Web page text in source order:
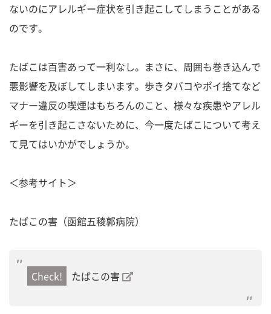
ないのにアレルギー症状を引き起こしてしまうことがある
のです。
たばこは百害あって一利なし。まさに、周囲も巻き込んで
悪影響を及ぼしてしまいます。歩きタバコやポイ捨てなど
マナー違反の喫煙はもちろんのこと、様々な疾患やアレル
ギーを引き起こさないために、今一度たばこについて考え
て見てはいかがでしょうか。
＜参考サイト＞
たばこの害（函館五稜郭病院）
たばこの害